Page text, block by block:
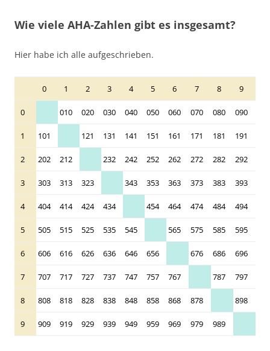
Wie viele AHA-Zahlen gibt es insgesamt?
Hier habe ich alle aufgeschrieben.
0 1 2 3 4 5 6 7 8 9
0 010 020 030 040 050 060 070 080 090
1 101 121 131 141 151 161 171 181 191
2 202 212 232 242 252 262 272 282 292
3 303 313 323 343 353 363 373 383 393
4 404 414 424 434 454 464 474 484 494
5 505 515 525 535 545 565 575 585 595
6 606 616 626 636 646 656 676 686 696
7 707 717 727 737 747 757 767 787 797
8 808 818 828 838 848 858 868 878 898
9 909 919 929 939 949 959 969 979 989